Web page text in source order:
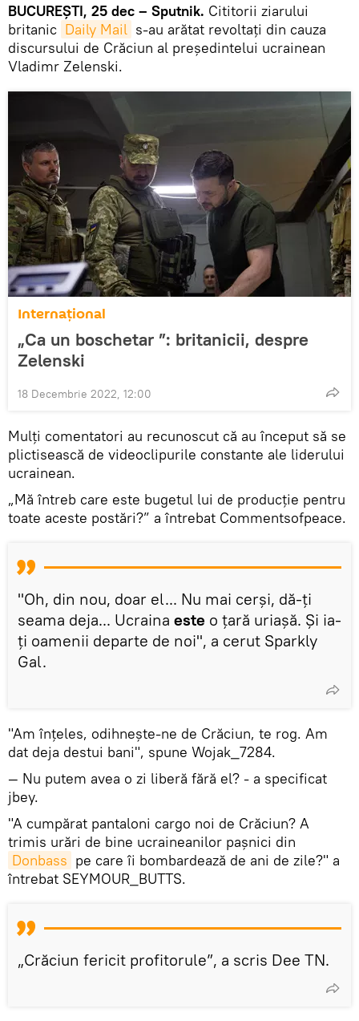
BUCUREȘTI, 25 dec – Sputnik. Cititorii ziarului
britanic Daily Mail s-au arătat revoltați din cauza
discursului de Crăciun al președintelui ucrainean
Vladimr Zelenski.
Internaţional
„Ca un boschetar ”: britanicii, despre
Zelenski
18 Decembrie 2022, 12:00
Mulți comentatori au recunoscut că au început să se
plictisească de videoclipurile constante ale liderului
ucrainean.
„Mă întreb care este bugetul lui de producție pentru
toate aceste postări?” a întrebat Commentsofpeace.
"Oh, din nou, doar el... Nu mai cerși, dă-ți
seama deja... Ucraina este o țară uriașă. Și ia-
ți oamenii departe de noi", a cerut Sparkly
Gal.
"Am înțeles, odihnește-ne de Crăciun, te rog. Am
dat deja destui bani", spune Wojak_7284.
— Nu putem avea o zi liberă fără el? - a specificat
jbey.
"A cumpărat pantaloni cargo noi de Crăciun? A
trimis urări de bine ucraineanilor pașnici din
Donbass pe care îi bombardează de ani de zile?" a
întrebat SEYMOUR_BUTTS.
„Crăciun fericit profitorule”, a scris Dee TN.